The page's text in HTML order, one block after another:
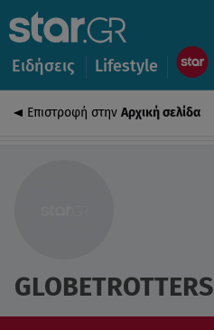
Ειδήσεις Lifestyle
Επιστροφή στην Αρχική σελίδα
GLOBETROTTERS